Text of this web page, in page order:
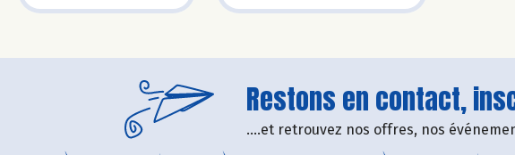
Restons en contact,
....et retrouvez nos offres, nos